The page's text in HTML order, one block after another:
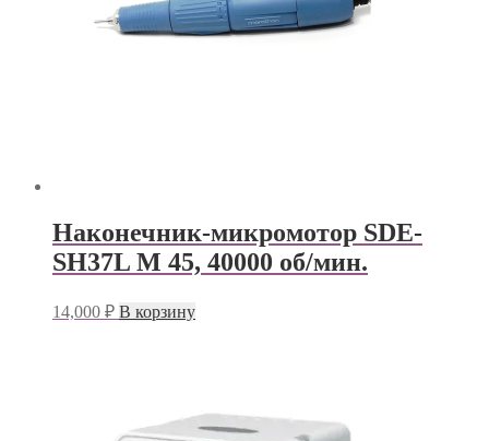
Наконечник-микромотор SDE-
SH37L М 45, 40000 об/мин.
14,000 ₽ В корзину